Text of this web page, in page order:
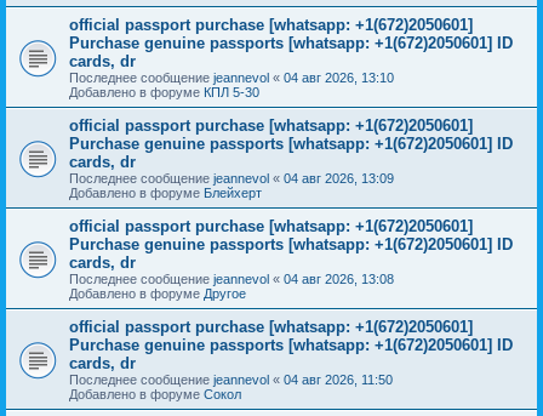
official passport purchase [whatsapp: +1(672)2050601]
Purchase genuine passports [whatsapp: +1(672)2050601] ID
cards, dr
Последнее сообщение jeannevol « 04 авг 2026, 13:10
Добавлено в форуме КПЛ 5-30
official passport purchase [whatsapp: +1(672)2050601]
Purchase genuine passports [whatsapp: +1(672)2050601] ID
cards, dr
Последнее сообщение jeannevol « 04 авг 2026, 13:09
Добавлено в форуме Блейхерт
official passport purchase [whatsapp: +1(672)2050601]
Purchase genuine passports [whatsapp: +1(672)2050601] ID
cards, dr
Последнее сообщение jeannevol « 04 авг 2026, 13:08
Добавлено в форуме Другое
official passport purchase [whatsapp: +1(672)2050601]
Purchase genuine passports [whatsapp: +1(672)2050601] ID
cards, dr
Последнее сообщение jeannevol « 04 авг 2026, 11:50
Добавлено в форуме Сокол